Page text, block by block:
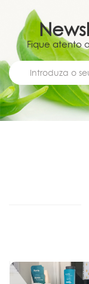
Fique atento